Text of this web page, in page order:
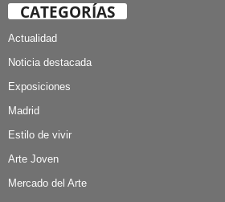
CATEGORÍAS
Actualidad
Noticia destacada
Exposiciones
Madrid
Estilo de vivir
Arte Joven
Mercado del Arte